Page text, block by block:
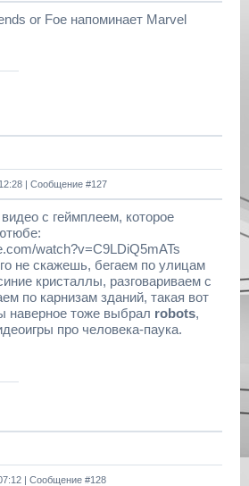
or Foe напоминает Marvel
| Сообщение #127
с геймплеем, которое
watch?v=C9LDiQ5mATs
не скажешь, бегаем по улицам
кристаллы, разговариваем с
по карнизам зданий, такая вот
наверное тоже выбрал robots,
про человека-паука.
| Сообщение #128